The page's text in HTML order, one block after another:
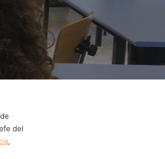
del
,